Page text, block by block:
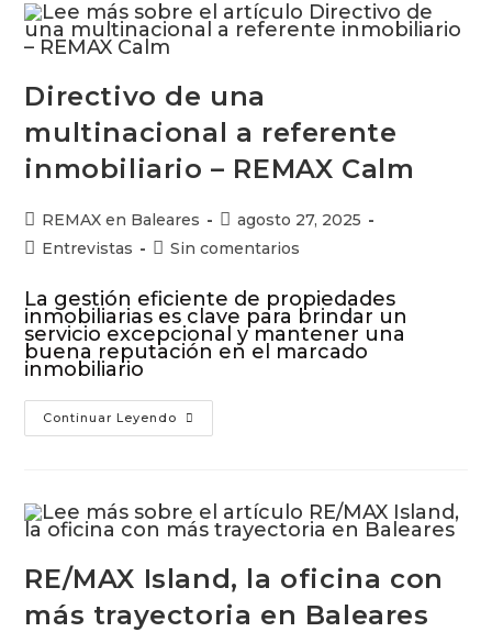
Directivo de una
multinacional a referente
inmobiliario – REMAX Calm
REMAX en Baleares
agosto 27, 2025
Entrevistas
Sin comentarios
La gestión eficiente de propiedades
inmobiliarias es clave para brindar un
servicio excepcional y mantener una
buena reputación en el marcado
inmobiliario
Continuar Leyendo
RE/MAX Island, la oficina con
más trayectoria en Baleares